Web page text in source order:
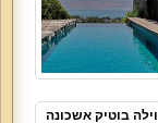
וילה בוטיק אשכונה